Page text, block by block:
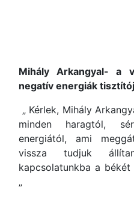
Mihály Arkangyal- a
negatív energiák
„ Kérlek, Mihály
minden haragtól,
energiától, ami
vissza tudjuk
kapcsolatunkba a békét
„